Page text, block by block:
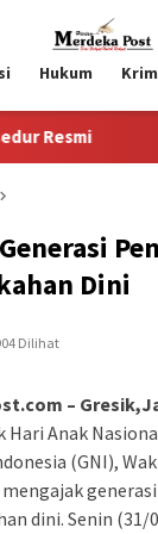
Hukum
Taruna
Dini
Dilihat
–
Anak
(GNI),
dini. Senin (31/